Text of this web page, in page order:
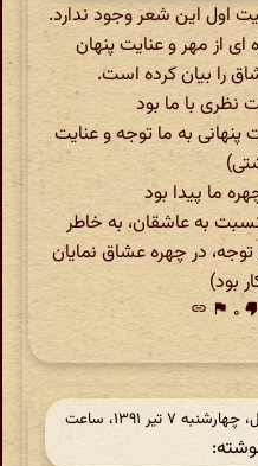
اول این شعر وجود ندارد.
از مهر و عنایت پنهان
را بیان کرده است.
نظری با ما بود
پنهانی به ما توجه و عنایت
ما پیدا بود
به عاشقان، به خاطر
در چهره عشاق نمایان
بود)
۰ flag
link
در ‫۱۴ سال و ۱ ماه قبل، چهارشنبه ۷ تیر ۱۳۹۱، ساعت